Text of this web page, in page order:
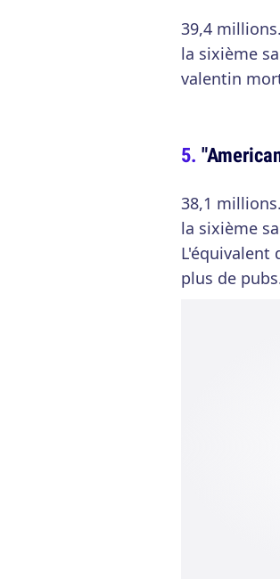
39,4
la sixième
valentin
38,1
la sixième
L'équivalent
plus de